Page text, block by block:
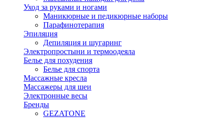
Уход за руками и ногами
Маникюрные и педикюрные наборы
Парафинотерапия
Эпиляция
Депиляция и шугаринг
Электропростыни и термоодеяла
Белье для похудения
Белье для спорта
Массажные кресла
Массажеры для шеи
Электронные весы
Бренды
GEZATONE